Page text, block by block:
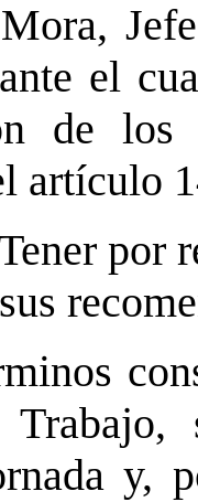
el
de los
artículo
por
y,